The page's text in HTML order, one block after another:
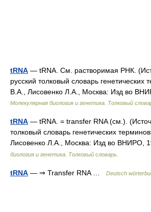
tRNA — tRNA. См. растворимая РНК.
русский толковый словарь
В.А., Лисовенко Л.А., Москва: Изд во
Молекулярная биология и генетика. Толковый
tRNA — tRNA. = transfer RNA (см.).
толковый словарь генетических
Лисовенко Л.А., Москва: Изд во ВНИРО,
биология и генетика. Толковый словарь.
tRNA — ⇒ Transfer RNA … Deutsch